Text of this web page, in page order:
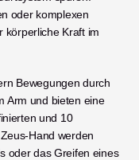
oder komplexen
körperliche Kraft im
Bewegungen durch
Arm und bieten eine
und 10
Hand werden
oder das Greifen eines